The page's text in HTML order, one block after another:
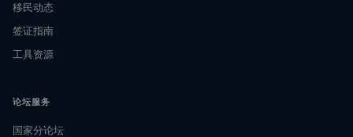
移民动态
签证指南
工具资源
论坛服务
国家分论坛